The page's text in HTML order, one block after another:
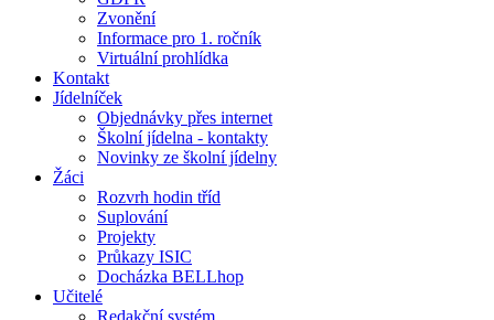
Zvonění
Informace pro 1. ročník
Virtuální prohlídka
Kontakt
Jídelníček
Objednávky přes internet
Školní jídelna - kontakty
Novinky ze školní jídelny
Žáci
Rozvrh hodin tříd
Suplování
Projekty
Průkazy ISIC
Docházka BELLhop
Učitelé
Redakční systém